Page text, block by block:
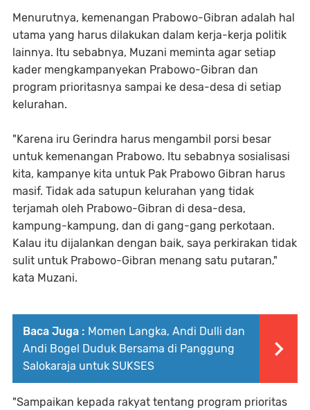
Menurutnya, kemenangan Prabowo-Gibran adalah hal
utama yang harus dilakukan dalam kerja-kerja politik
lainnya. Itu sebabnya, Muzani meminta agar setiap
kader mengkampanyekan Prabowo-Gibran dan
program prioritasnya sampai ke desa-desa di setiap
kelurahan.
"Karena iru Gerindra harus mengambil porsi besar
untuk kemenangan Prabowo. Itu sebabnya sosialisasi
kita, kampanye kita untuk Pak Prabowo Gibran harus
masif. Tidak ada satupun kelurahan yang tidak
terjamah oleh Prabowo-Gibran di desa-desa,
kampung-kampung, dan di gang-gang perkotaan.
Kalau itu dijalankan dengan baik, saya perkirakan tidak
sulit untuk Prabowo-Gibran menang satu putaran,"
kata Muzani.
Baca Juga : Momen Langka, Andi Dulli dan
Andi Bogel Duduk Bersama di Panggung
Salokaraja untuk SUKSES
"Sampaikan kepada rakyat tentang program prioritas